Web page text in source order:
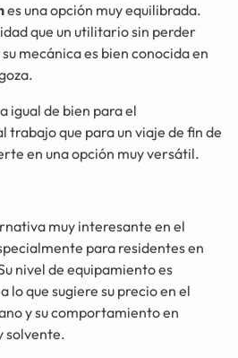
es una opción muy equilibrada.
que un utilitario sin perder
mecánica es bien conocida en
igual de bien para el
trabajo que para un viaje de fin de
en una opción muy versátil.
muy interesante en el
para residentes en
nivel de equipamiento es
que sugiere su precio en el
y su comportamiento en
solvente.